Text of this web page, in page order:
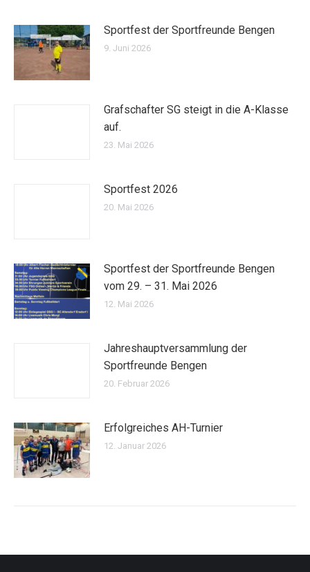
Sportfest der Sportfreunde Bengen
9. Juni 2026
Grafschafter SG steigt in die A-Klasse
auf.
23. Mai 2026
Sportfest 2026
20. Mai 2026
Sportfest der Sportfreunde Bengen
vom 29. – 31. Mai 2026
12. Mai 2026
Jahreshauptversammlung der
Sportfreunde Bengen
20. Februar 2026
Erfolgreiches AH-Turnier
12. Januar 2026